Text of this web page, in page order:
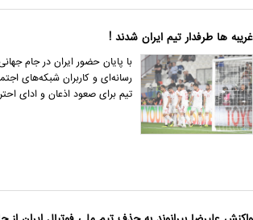
غریبه ها طرفدار تیم ایران شدند !
با پایان حضور ایران در جام
رسانه‌ای و کاربران شبکه‌های
تیم برای صعود اذعان و ادای